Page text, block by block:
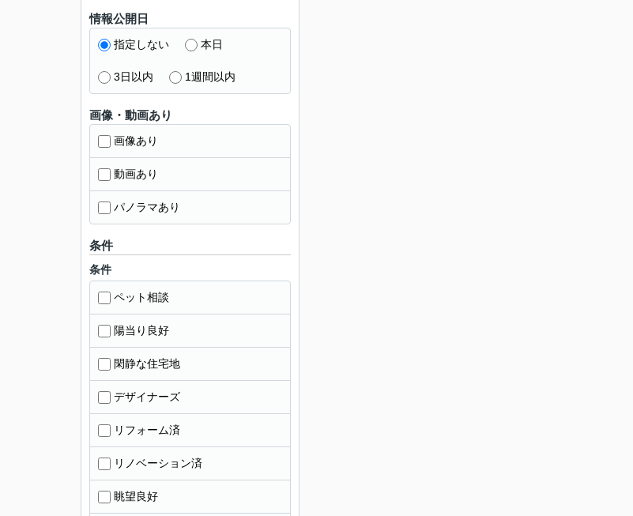
情報公開日
指定しない 本日
3日以内 1週間以内
画像・動画あり
画像あり
動画あり
パノラマあり
条件
条件
ペット相談
陽当り良好
閑静な住宅地
デザイナーズ
リフォーム済
リノベーション済
眺望良好